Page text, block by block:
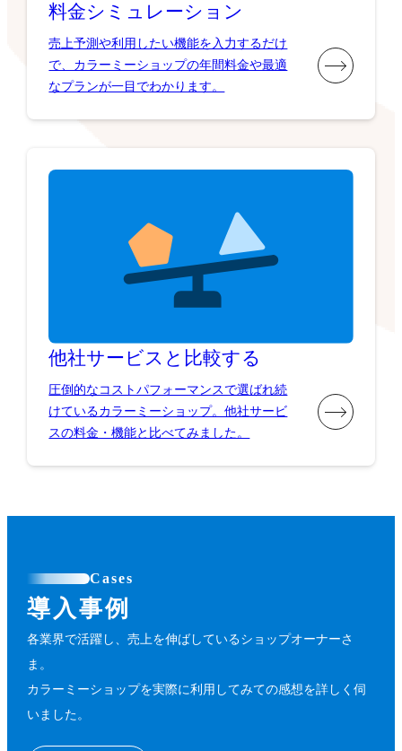
料金シミュレーション
売上予測や利用したい機能を入力するだけ
で、カラーミーショップの年間料金や最適
なプランが一目でわかります。
他社サービスと比較する
圧倒的なコストパフォーマンスで選ばれ続
けているカラーミーショップ。他社サービ
スの料金・機能と比べてみました。
Cases
導入事例
各業界で活躍し、売上を伸ばしているショップオーナーさ
ま。
カラーミーショップを実際に利用してみての感想を詳しく伺
いました。